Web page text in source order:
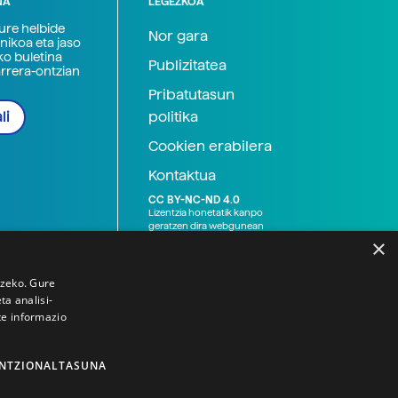
helbide
eta jaso
buletina
ontzian
Nor gara
Publizitatea
Pribatutasun
politika
Cookien erabilera
Kontaktua
CC BY-NC-ND 4.0
Lizentzia honetatik kanpo
geratzen dira webgunean
×
Gure
analisi-
informazio